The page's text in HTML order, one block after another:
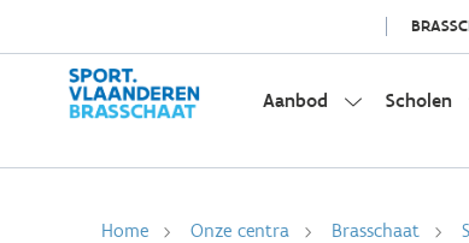
Aanbod Scholen
Home Onze centra Brasschaat